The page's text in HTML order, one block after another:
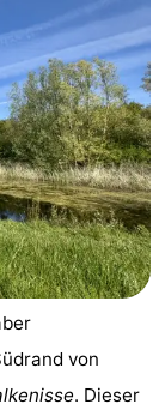
von
. Dieser